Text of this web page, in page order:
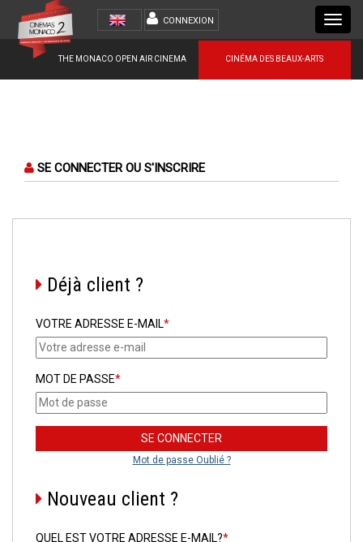
CINÉMA DES BEAUX-ARTS
THE MONACO OPEN AIR CINEMA
CONNEXION
SE CONNECTER OU S'INSCRIRE
Déjà client ?
VOTRE ADRESSE E-MAIL*
MOT DE PASSE*
Mot de passe Oublié ?
Nouveau client ?
QUEL EST VOTRE ADRESSE E-MAIL?*